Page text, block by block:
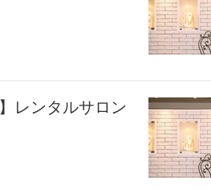
レンタルサロン